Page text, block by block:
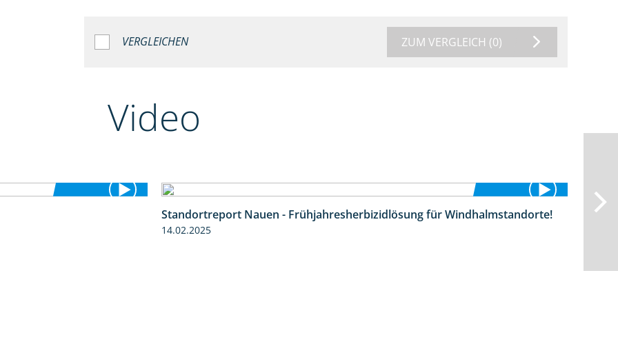
VERGLEICHEN ZUM VERGLEICH (0)
Video
3:45
Standortreport Nauen - Frühjahresherbizidlösung für Windhalmstandorte!
14.02.2025